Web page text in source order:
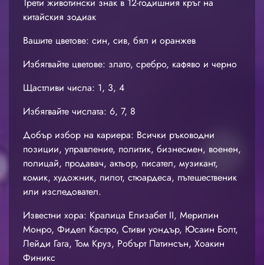
китайския зодиак
Вашите цветове: син, сив, бял и оранжев
Избягвайте цветове: злато, сребро, кафяво и черно
Щастливи числа: 1, 3, 4
Избягвайте числата: 6, 7, 8
Добър избор на кариера: Всички ръководни
позиции, управление, политик, бизнесмен, военен,
полицай, продавач, актьор, писател, музикант,
комик, художник, пилот, стюардеса, пътешественик
или изследовател.
Известни хора: Кралица Елизабет II, Мерилин
Монро, Фидел Кастро, Стиви уондър, Юсаин Болт,
Лейди Гага, Том Круз, Робърт Патинсън, Хоакин
Финикс